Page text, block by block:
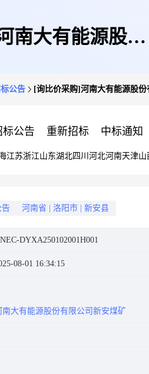
南大有能源股份
告
公告 [询比价采购]河南大有能源股
标公告 重新招标 中标通知
江苏浙江山东湖北四川 河北河南天津山
告 河南省 洛阳市 新安县
DYXA250102001H001
08-01 16:34:15
南大有能源股份有限公司新安煤矿